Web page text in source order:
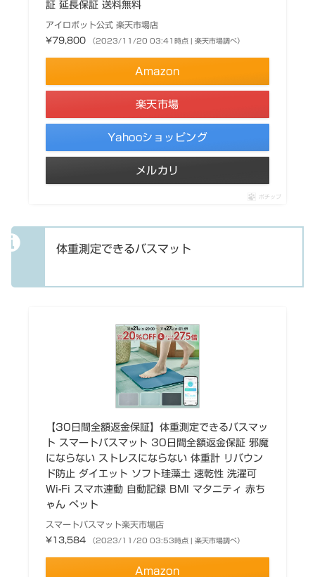
証 延長保証 送料無料
アイロボット公式 楽天市場店
¥79,800
（2023/11/20 03:41時点 | 楽天市場調べ）
Amazon
楽天市場
Yahooショッピング
メルカリ
ポチップ
体重測定できるバスマット
【30日間全額返金保証】体重測定できるバスマッ
ト スマートバスマット 30日間全額返金保証 邪魔
にならない ストレスにならない 体重計 リバウン
ド防止 ダイエット ソフト珪藻土 速乾性 洗濯可
Wi-Fi スマホ連動 自動記録 BMI マタニティ 赤ち
ゃん ペット
スマートバスマット楽天市場店
¥13,584
（2023/11/20 03:53時点 | 楽天市場調べ）
Amazon